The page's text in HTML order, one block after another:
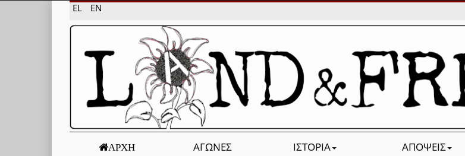
EL EN
ΑΡΧΉ ΑΓΏΝΕΣ ΙΣΤΟΡΊΑ ΑΠΌΨΕΙΣ